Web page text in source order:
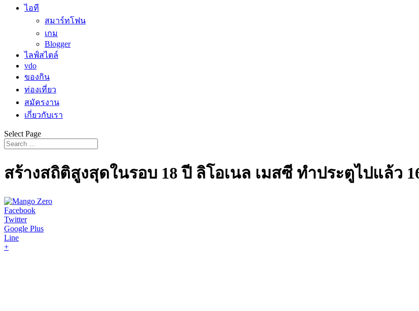
ไอที
สมาร์ทโฟน
เกม
Blogger
ไลฟ์สไตล์
vdo
ของกิน
ท่องเที่ยว
สมัครงาน
เกี่ยวกับเรา
Select Page
สร้างสถิติสูงสุดในรอบ 18 ปี ลิโอเนล เมสซี ทำประตูไปแล้ว
Facebook
Twitter
Google Plus
Line
+